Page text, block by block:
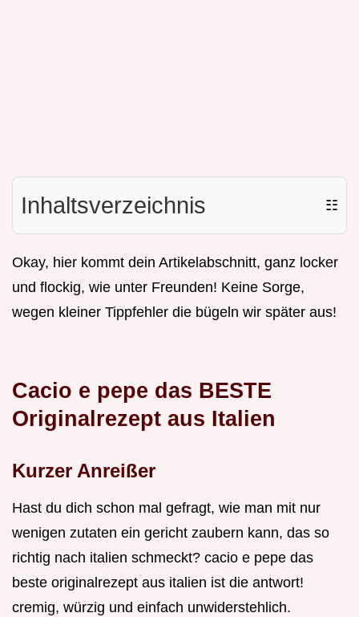
Inhaltsverzeichnis ☷
Okay, hier kommt dein Artikelabschnitt, ganz locker
und flockig, wie unter Freunden! Keine Sorge,
wegen kleiner Tippfehler die bügeln wir später aus!
Cacio e pepe das BESTE
Originalrezept aus Italien
Kurzer Anreißer
Hast du dich schon mal gefragt, wie man mit nur
wenigen zutaten ein gericht zaubern kann, das so
richtig nach italien schmeckt? cacio e pepe das
beste originalrezept aus italien ist die antwort!
cremig, würzig und einfach unwiderstehlich.